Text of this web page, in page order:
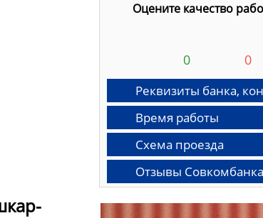
Оцените качество
0 0
Реквизиты банка,
Время работы
Схема проезда
Отзывы Совкомбанка